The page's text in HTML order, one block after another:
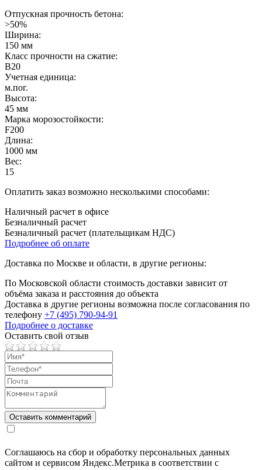
Отпускная прочность бетона:
>50%
Ширина:
150 мм
Класс прочности на сжатие:
B20
Учетная единица:
м.пог.
Высота:
45 мм
Марка морозостойкости:
F200
Длина:
1000 мм
Вес:
15
Оплатить заказ возможно несколькими способами:
Наличный расчет в офисе
Безналичный расчет
Безналичный расчет (плательщикам НДС)
Подробнее об оплате
Доставка по Москве и области, в другие регионы:
По Московской области стоимость доставки зависит от
объёма заказа и расстояния до объекта
Доставка в другие регионы возможна после согласования по
телефону +7 (495) 790-94-91
Подробнее о доставке
Оставить свой отзыв
Соглашаюсь на сбор и обработку персональных данных
сайтом и сервисом Яндекс.Метрика в соответствии с